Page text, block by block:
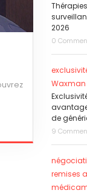
2026
0
Waxman
de
9
remises